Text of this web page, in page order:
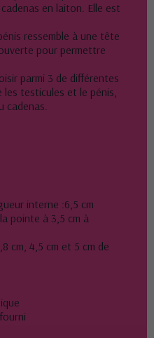
en laiton. Elle est
ressemble à une tête
pour permettre
parmi 3 de différentes
testicules et le pénis,
cadenas.
interne :6,5 cm
pointe à 3,5 cm à
cm, 4,5 cm et 5 cm de